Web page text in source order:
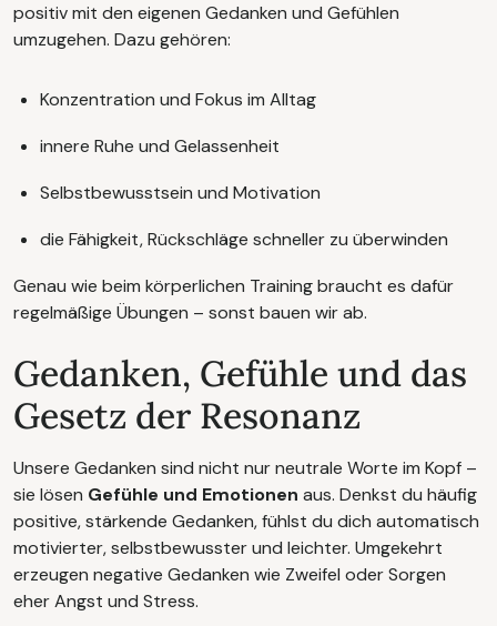
positiv mit den eigenen Gedanken und Gefühlen
umzugehen. Dazu gehören:
Konzentration und Fokus im Alltag
innere Ruhe und Gelassenheit
Selbstbewusstsein und Motivation
die Fähigkeit, Rückschläge schneller zu überwinden
Genau wie beim körperlichen Training braucht es dafür
regelmäßige Übungen – sonst bauen wir ab.
Gedanken, Gefühle und das
Gesetz der Resonanz
Unsere Gedanken sind nicht nur neutrale Worte im Kopf –
sie lösen Gefühle und Emotionen aus. Denkst du häufig
positive, stärkende Gedanken, fühlst du dich automatisch
motivierter, selbstbewusster und leichter. Umgekehrt
erzeugen negative Gedanken wie Zweifel oder Sorgen
eher Angst und Stress.